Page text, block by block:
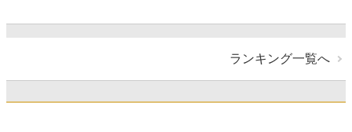
ランキング一覧へ